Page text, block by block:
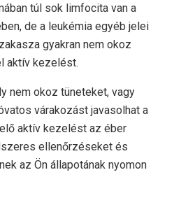
túl sok limfocita van a
de a leukémia egyéb jelei
gyakran nem okoz
aktív kezelést.
nem okoz tüneteket, vagy
várakozást javasolhat a
aktív kezelést az éber
ellenőrzéseket és
az Ön állapotának nyomon